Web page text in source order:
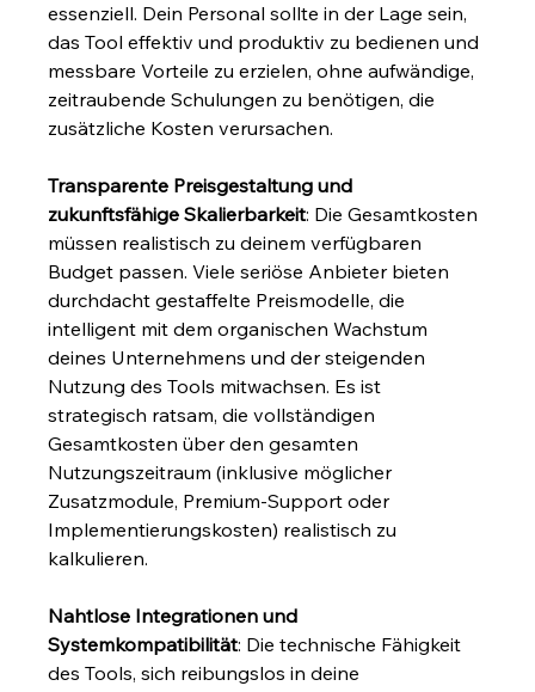
essenziell. Dein Personal sollte in der Lage sein,
das Tool effektiv und produktiv zu bedienen und
messbare Vorteile zu erzielen, ohne aufwändige,
zeitraubende Schulungen zu benötigen, die
zusätzliche Kosten verursachen.
Transparente Preisgestaltung und
zukunftsfähige Skalierbarkeit: Die Gesamtkosten
müssen realistisch zu deinem verfügbaren
Budget passen. Viele seriöse Anbieter bieten
durchdacht gestaffelte Preismodelle, die
intelligent mit dem organischen Wachstum
deines Unternehmens und der steigenden
Nutzung des Tools mitwachsen. Es ist
strategisch ratsam, die vollständigen
Gesamtkosten über den gesamten
Nutzungszeitraum (inklusive möglicher
Zusatzmodule, Premium-Support oder
Implementierungskosten) realistisch zu
kalkulieren.
Nahtlose Integrationen und
Systemkompatibilität: Die technische Fähigkeit
des Tools, sich reibungslos in deine